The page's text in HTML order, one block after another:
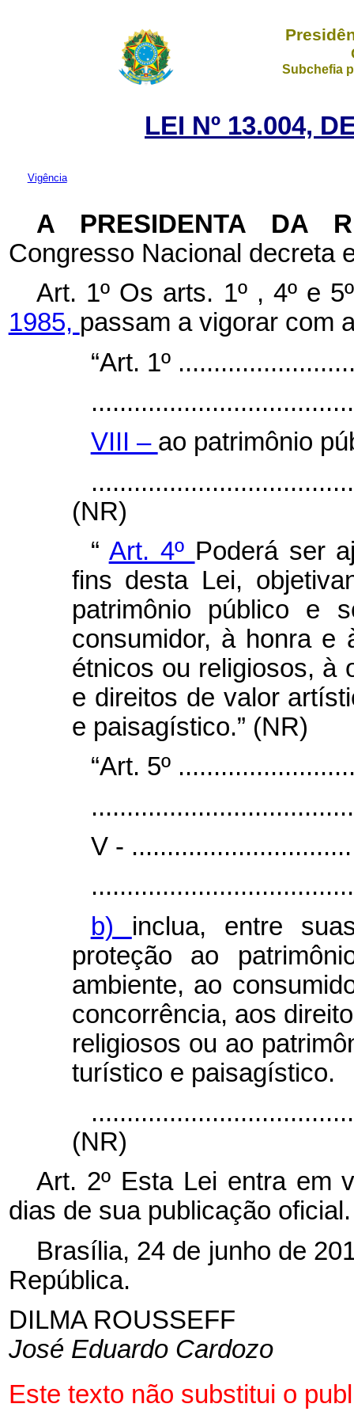
Subchefia
LEI Nº 13.004,
Vigência
A PRESIDENTA DA
Congresso Nacional decreta
Art. 1º Os arts. 1º , 4º e
1985, passam a vigorar com
“Art. 1º
VIII – ao patrimônio
(NR)
“ Art. 4º Poderá ser
fins desta Lei,
patrimônio público e
consumidor, à honra e
étnicos ou religiosos, à
e direitos de valor
e paisagístico.” (NR)
“Art. 5º
V -
b) inclua, entre
proteção ao
ambiente, ao
concorrência, aos
religiosos ou ao
turístico e paisagístico.
(NR)
Art. 2º Esta Lei entra em
dias de sua publicação oficial.
Brasília, 24 de junho de
República.
DILMA ROUSSEFF
José Eduardo Cardozo
Este texto não substitui o